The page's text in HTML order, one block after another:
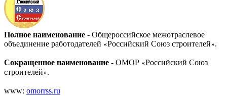
Полное наименование - Общероссийское межотраслевое
объединение работодателей «Российский Союз строителей».
Сокращенное наименование - ОМОР «Российский Союз
строителей».
www: omorrss.ru